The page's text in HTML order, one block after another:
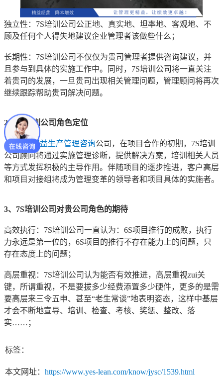
独立性：7S培训公司公正地、真实地、坦率地、客观地、不
顾及任何个人得失地建议企业管理者该做些什么；
长期性：7S培训公司不仅仅为贵司管理者提供咨询建议，并
且参与到具体的实施工作中。同时，7S培训公司将一直关注
着贵司的发展，一旦贵司出现相关管理问题，管理顾问将再次
继续跟踪帮助贵司解决问题。
2、7S培训公司角色定位
安达市精益生产管理咨询公司，在项目合作的初期，7S培训
公司顾问将通过实施管理诊断，提供解决方案，培训相关人员
等方式发挥积极的主导作用。伴随项目的逐步推进，客户高层
和项目对接组将成为管理变革的领导者和项目具体的实施者。
3、7S培训公司对贵公司角色的期待
高效执行：7S培训公司一直认为：6S项目推行的成败，执行
力永远是第一位的，6S项目的推行不存在能力上的问题，只
存在态度上的问题；
高层重视：7S培训公司认为能否有效推进，高层重视zui关
键，所谓重视，不是要拔多少经费添置多少硬件，更多的是需
要高层来三令五申、甚至“老生常谈”地表明姿态，这样中基层
才会不断地宣导、培训、检查、考核、奖惩、整改、落
实……；
标签：
本文网址： https://www.yes-lean.com/know/jysc/1539.html